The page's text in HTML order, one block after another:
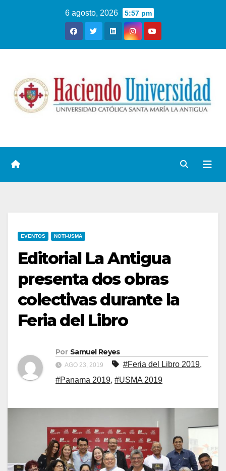
6 agosto, 2026 5:57 pm
EVENTOS NOTI-USMA
Editorial La Antigua
presenta dos obras
colectivas durante la
Feria del Libro
Por Samuel Reyes
AGO 23, 2019 #Feria del Libro 2019,
#Panama 2019, #USMA 2019